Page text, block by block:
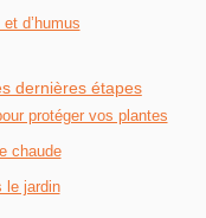
d’humus
dernières étapes
protéger vos plantes
chaude
le jardin